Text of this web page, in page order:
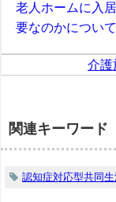
老人ホームに入
要なのかについ
介護
関連キーワード
認知症対応型共同生